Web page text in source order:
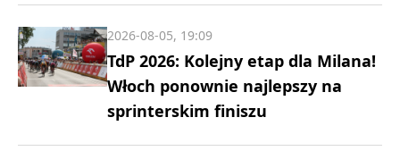
TdP 2026: Kolejny etap dla Milana!
Włoch ponownie najlepszy na
sprinterskim finiszu
2026-08-05, 19:09